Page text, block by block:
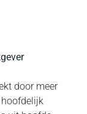
door meer
hoofdelijk